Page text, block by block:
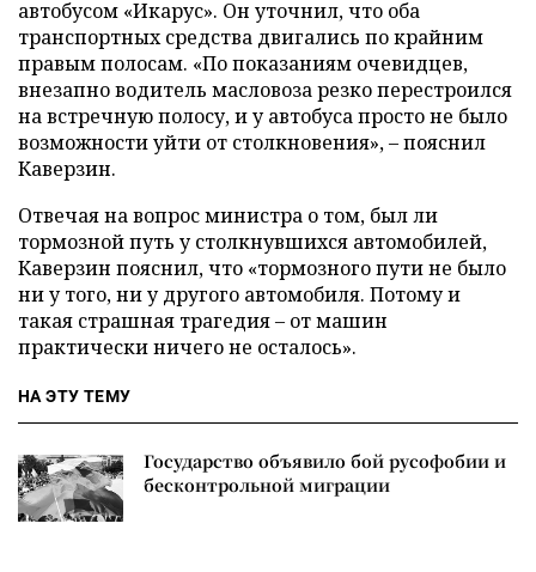
автобусом «Икарус». Он уточнил, что оба
транспортных средства двигались по крайним
правым полосам. «По показаниям очевидцев,
внезапно водитель масловоза резко перестроился
на встречную полосу, и у автобуса просто не было
возможности уйти от столкновения», – пояснил
Каверзин.
Отвечая на вопрос министра о том, был ли
тормозной путь у столкнувшихся автомобилей,
Каверзин пояснил, что «тормозного пути не было
ни у того, ни у другого автомобиля. Потому и
такая страшная трагедия – от машин
практически ничего не осталось».
НА ЭТУ ТЕМУ
Государство объявило бой русофобии и
бесконтрольной миграции